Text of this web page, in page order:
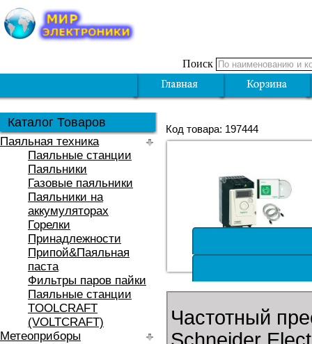
Поиск
Каталог Товаров
Паяльная техника
Паяльные станции
Паяльники
Газовые паяльники
Паяльники на
аккумуляторах
Горелки
Принадлежности
Припой&Паяльная
паста
Фильтры паров пайки
Паяльные станции
TOOLCRAFT
(VOLTCRAFT)
Метеоприборы
Код товара: 197444
Частотный